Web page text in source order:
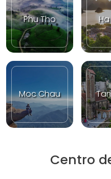
Phu Tho
Moc Chau
Centro